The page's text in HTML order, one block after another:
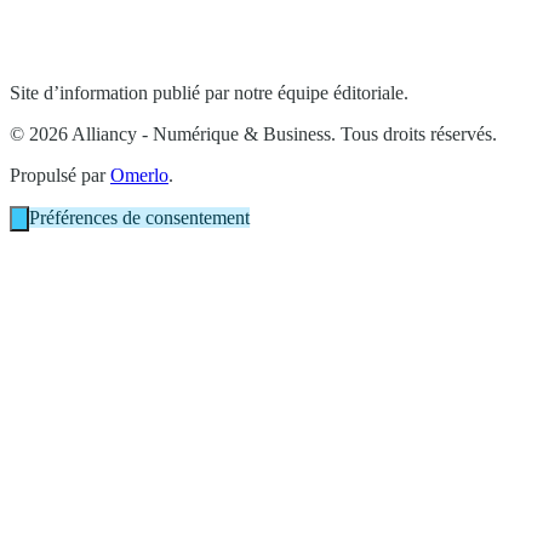
Site d’information publié par notre équipe éditoriale.
© 2026 Alliancy - Numérique & Business. Tous droits réservés.
Propulsé parOmerlo.
Préférences de consentement